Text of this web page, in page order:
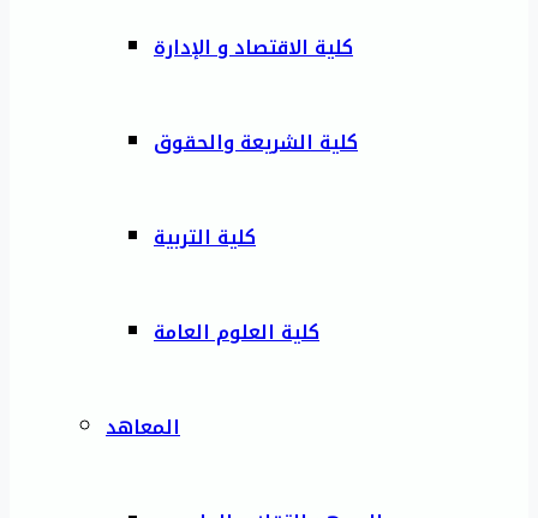
كلية الاقتصاد و الإدارة
كلية الشريعة والحقوق
كلية التربية
كلية العلوم العامة
المعاهد